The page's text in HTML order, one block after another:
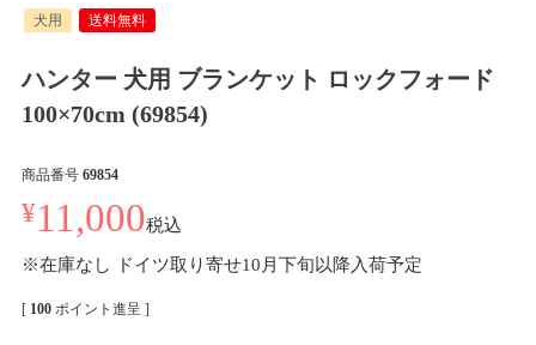
犬用 送料無料
ハンター 犬用 ブランケット ロックフォード
100×70cm (69854)
商品番号 69854
¥11,000税込
※在庫なし ドイツ取り寄せ10月下旬以降入荷予定
[ 100 ポイント進呈 ]